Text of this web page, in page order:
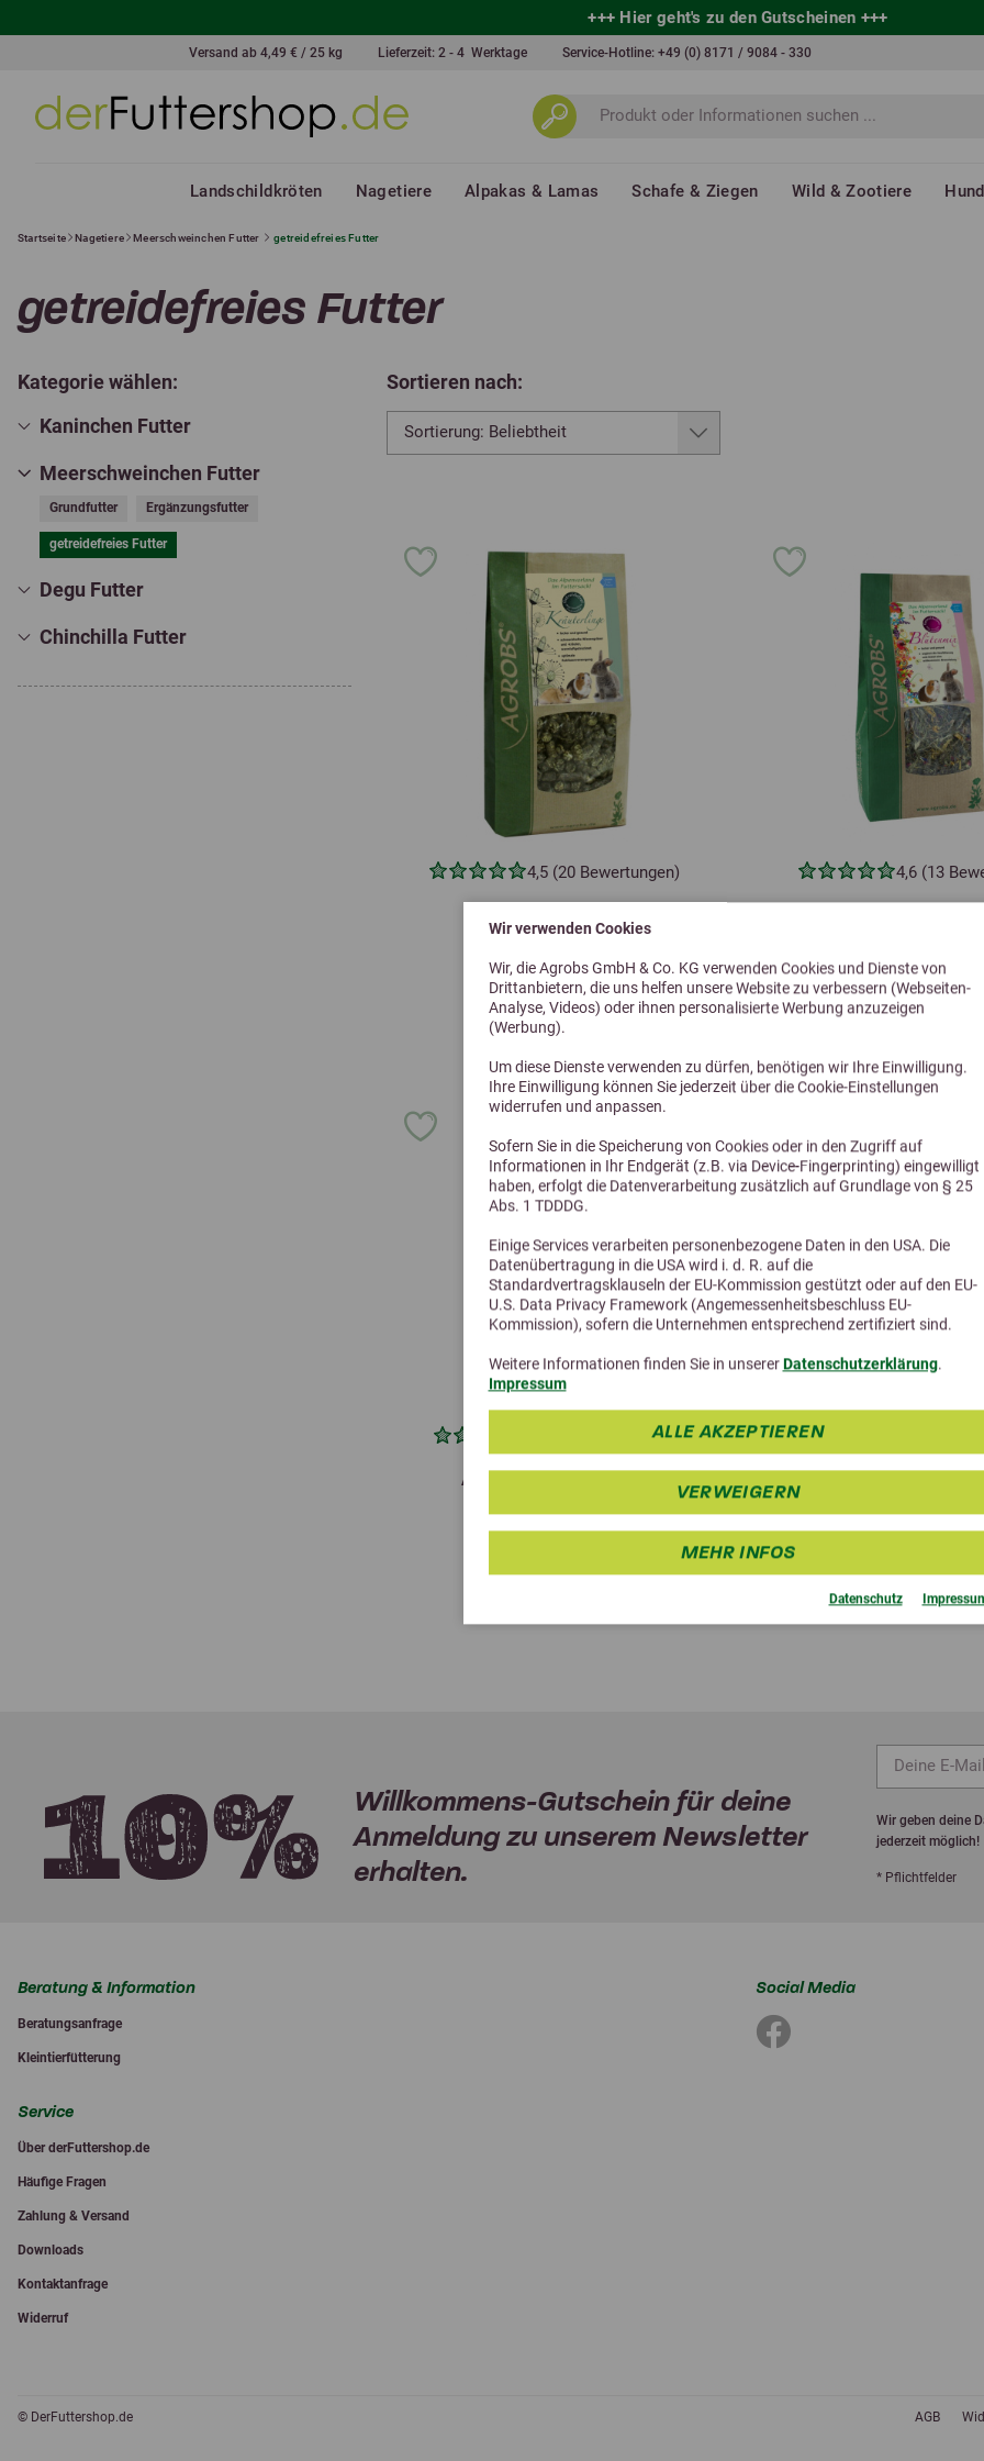
Wir verwenden Cookies
Wir, die Agrobs GmbH & Co. KG verwenden Cookies und Dienste von
Drittanbietern, die uns helfen unsere Website zu verbessern (Webseiten-
Analyse, Videos) oder ihnen personalisierte Werbung anzuzeigen
(Werbung).
Um diese Dienste verwenden zu dürfen, benötigen wir Ihre Einwilligung.
Ihre Einwilligung können Sie jederzeit über die Cookie-Einstellungen
widerrufen und anpassen.
Sofern Sie in die Speicherung von Cookies oder in den Zugriff auf
Informationen in Ihr Endgerät (z.B. via Device-Fingerprinting) eingewilligt
haben, erfolgt die Datenverarbeitung zusätzlich auf Grundlage von § 25
Abs. 1 TDDDG.
Einige Services verarbeiten personenbezogene Daten in den USA. Die
Datenübertragung in die USA wird i. d. R. auf die
Standardvertragsklauseln der EU-Kommission gestützt oder auf den EU-
U.S. Data Privacy Framework (Angemessenheitsbeschluss EU-
Kommission), sofern die Unternehmen entsprechend zertifiziert sind.
Weitere Informationen finden Sie in unsererDatenschutzerklärung.
Impressum
ALLE AKZEPTIEREN
VERWEIGERN
MEHR INFOS
Datenschutz
+++ Hier geht's zu den Gutscheinen +++
Versand ab 4,49 € / 25 kg Lieferzeit: 2 - 4 Werktage Service-Hotline: +49 (0) 8171 / 9084 - 330
Landschildkröten Nagetiere Alpakas & Lamas Schafe & Ziegen Wild & Zootiere
Startseite Nagetiere Meerschweinchen Futter getreidefreies Futter
getreidefreies Futter
Kategorie wählen:
Kaninchen Futter
Meerschweinchen Futter
Grundfutter Ergänzungsfutter
getreidefreies Futter
Degu Futter
Chinchilla Futter
Sortieren nach:
4,5 (20 Bewertungen)
ab 7,10 €
4,6 (13
ab 7,50 €
4,4 (9 Bewertungen)
Agrobs Grüner Hafer
ab 5,30 €
Willkommens-Gutschein für deine
Anmeldung zu unserem Newsletter
erhalten.
Wir geben deine
jederzeit möglich!
* Pflichtfelder
Beratung & Information
Beratungsanfrage
Kleintierfütterung
Service
Über derFuttershop.de
Häufige Fragen
Zahlung & Versand
Downloads
Kontaktanfrage
Widerruf
Social Media
© DerFuttershop.de AGB